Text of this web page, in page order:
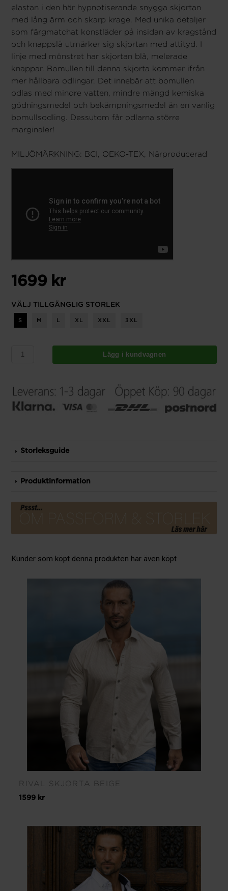
elastan i den här hypnotiserande snygga skjortan
med lång ärm och skarp krage. Med unika detaljer
som färgmatchat konstläder på insidan av kragstånd
och knappslå utmärker sig skjortan med attityd. I
linje med mönstret har skjortan blå, melerade
knappar. Bomullen till denna skjorta kommer ifrån
mer hållbara odlingar. Det innebär att bomullen
odlas med mindre vatten, mindre mängd kemiska
gödningsmedel och bekämpningsmedel än en vanlig
bomullsodling. Dessutom får odlarna större
marginaler!
MILJÖMÄRKNING: BCI, OEKO-TEX, Närproducerad
1699 kr
VÄLJ TILLGÄNGLIG STORLEK
S M XL XXL 3XL
Lägg i kundvagnen
Storleksguide
Produktinformation
Kunder som köpt denna produkten har även köpt
RIVAL SKJORTA BEIGE
1599 kr